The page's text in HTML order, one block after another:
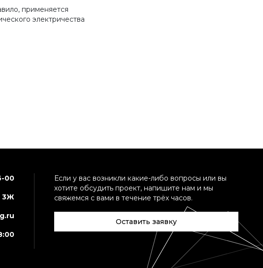
применяется
электричества
00
3Ж
Если у вас возникли какие-либо вопросы или вы
хотите обсудить проект, напишите нам и мы
свяжемся с вами в течение трёх часов.
Оставить заявку